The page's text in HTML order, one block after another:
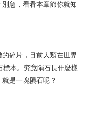
急，看看本章節你就知
碎片，目前人類在世界
標本。究竟隕石長什麼樣
是一塊隕石呢？